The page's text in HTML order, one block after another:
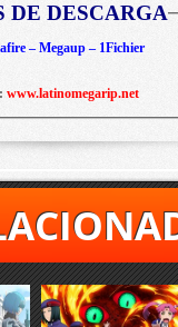
DE DESCARGA
– Megaup – 1Fichier
www.latinomegarip.net